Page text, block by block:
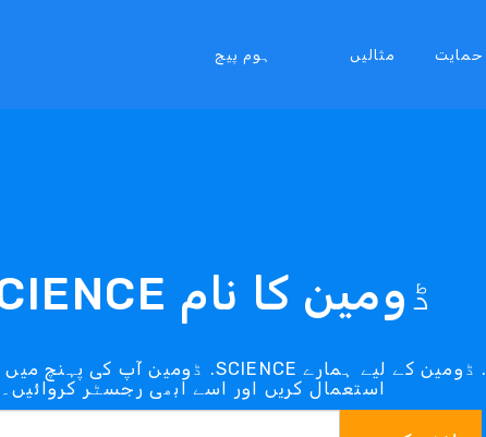
ہوم پیج مثالیں حمایت
.SCIENCE ڈومین کا نام
استعمال کریں اور اسے ابھی رجسٹر کروائیں۔